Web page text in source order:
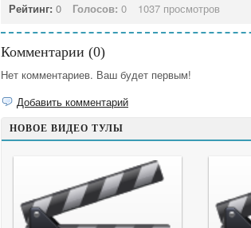
Рейтинг: 0 Голосов: 0 1037 просмотров
Комментарии (0)
Нет комментариев. Ваш будет первым!
Добавить комментарий
НОВОЕ ВИДЕО ТУЛЫ